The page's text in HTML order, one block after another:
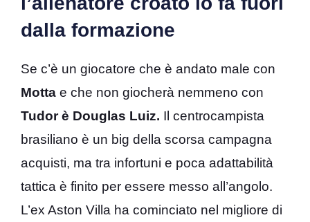
dalla formazione
Se c’è un giocatore che è andato male con
Motta e che non giocherà nemmeno con
Tudor è Douglas Luiz. Il centrocampista
brasiliano è un big della scorsa campagna
acquisti, ma tra infortuni e poca adattabilità
tattica è finito per essere messo all’angolo.
L’ex Aston Villa ha cominciato nel migliore di